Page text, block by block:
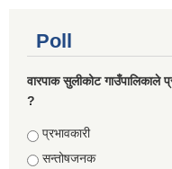
Poll
वारपाक सुलीकोट गाउँपालिकाले
?
Choices
प्रभावकारी
सन्तोषजनक